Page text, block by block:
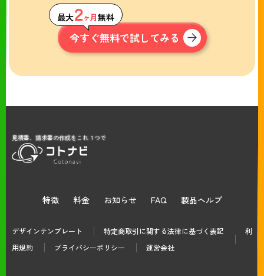
最大２ヶ月無料
今すぐ無料で試してみる
見積書、請求書の作成をこれ１つで
特徴 料金 お知らせ FAQ 製品ヘルプ
デザインテンプレート 特定商取引に関する法律に基づく表記
利
用規約
プライバシーポリシー 運営会社